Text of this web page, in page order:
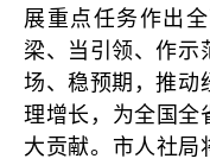
展重点任务作出
梁、当引领、作示
场、稳预期，推动
理增长，为全国全
大贡献。市人社局